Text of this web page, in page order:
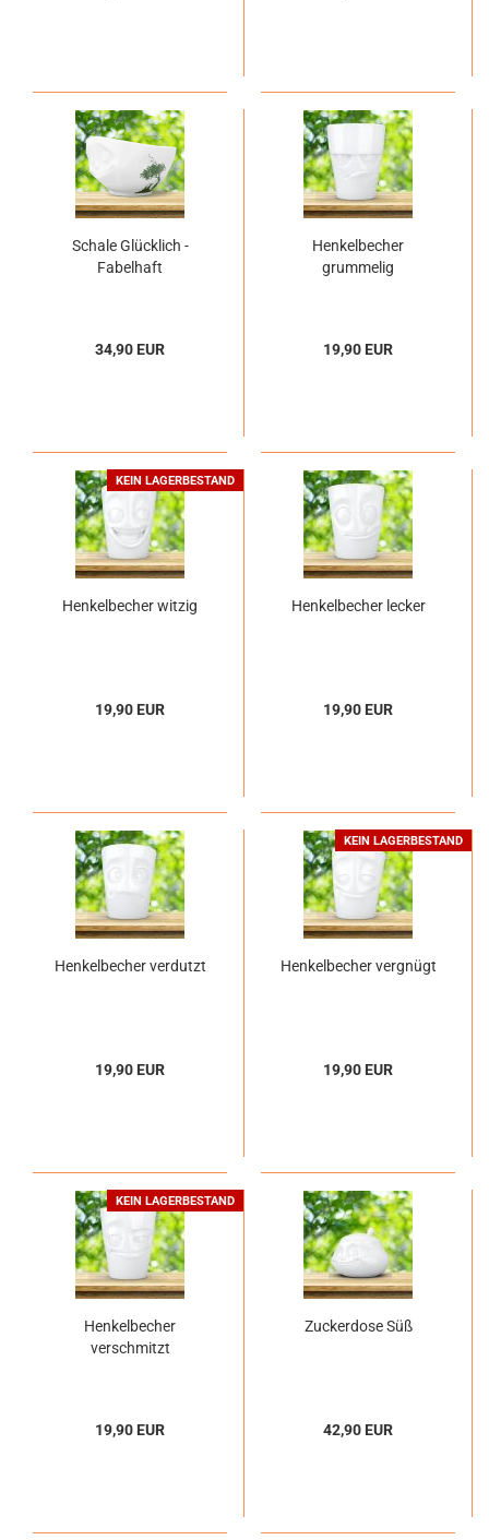
Schale Glücklich -
Fabelhaft
34,90 EUR
Henkelbecher
grummelig
19,90 EUR
KEIN LAGERBESTAND
Henkelbecher witzig
19,90 EUR
Henkelbecher lecker
19,90 EUR
Henkelbecher verdutzt
19,90 EUR
KEIN LAGERBESTAND
Henkelbecher vergnügt
19,90 EUR
KEIN LAGERBESTAND
Henkelbecher
verschmitzt
19,90 EUR
Zuckerdose Süß
42,90 EUR